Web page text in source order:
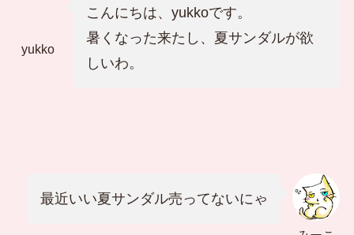
yukko
こんにちは、yukkoです。
暑くなった来たし、夏サンダルが欲
しいわ。
最近いい夏サンダル売ってないにゃ